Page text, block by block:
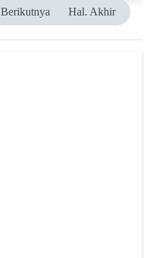
Berikutnya Hal. Akhir